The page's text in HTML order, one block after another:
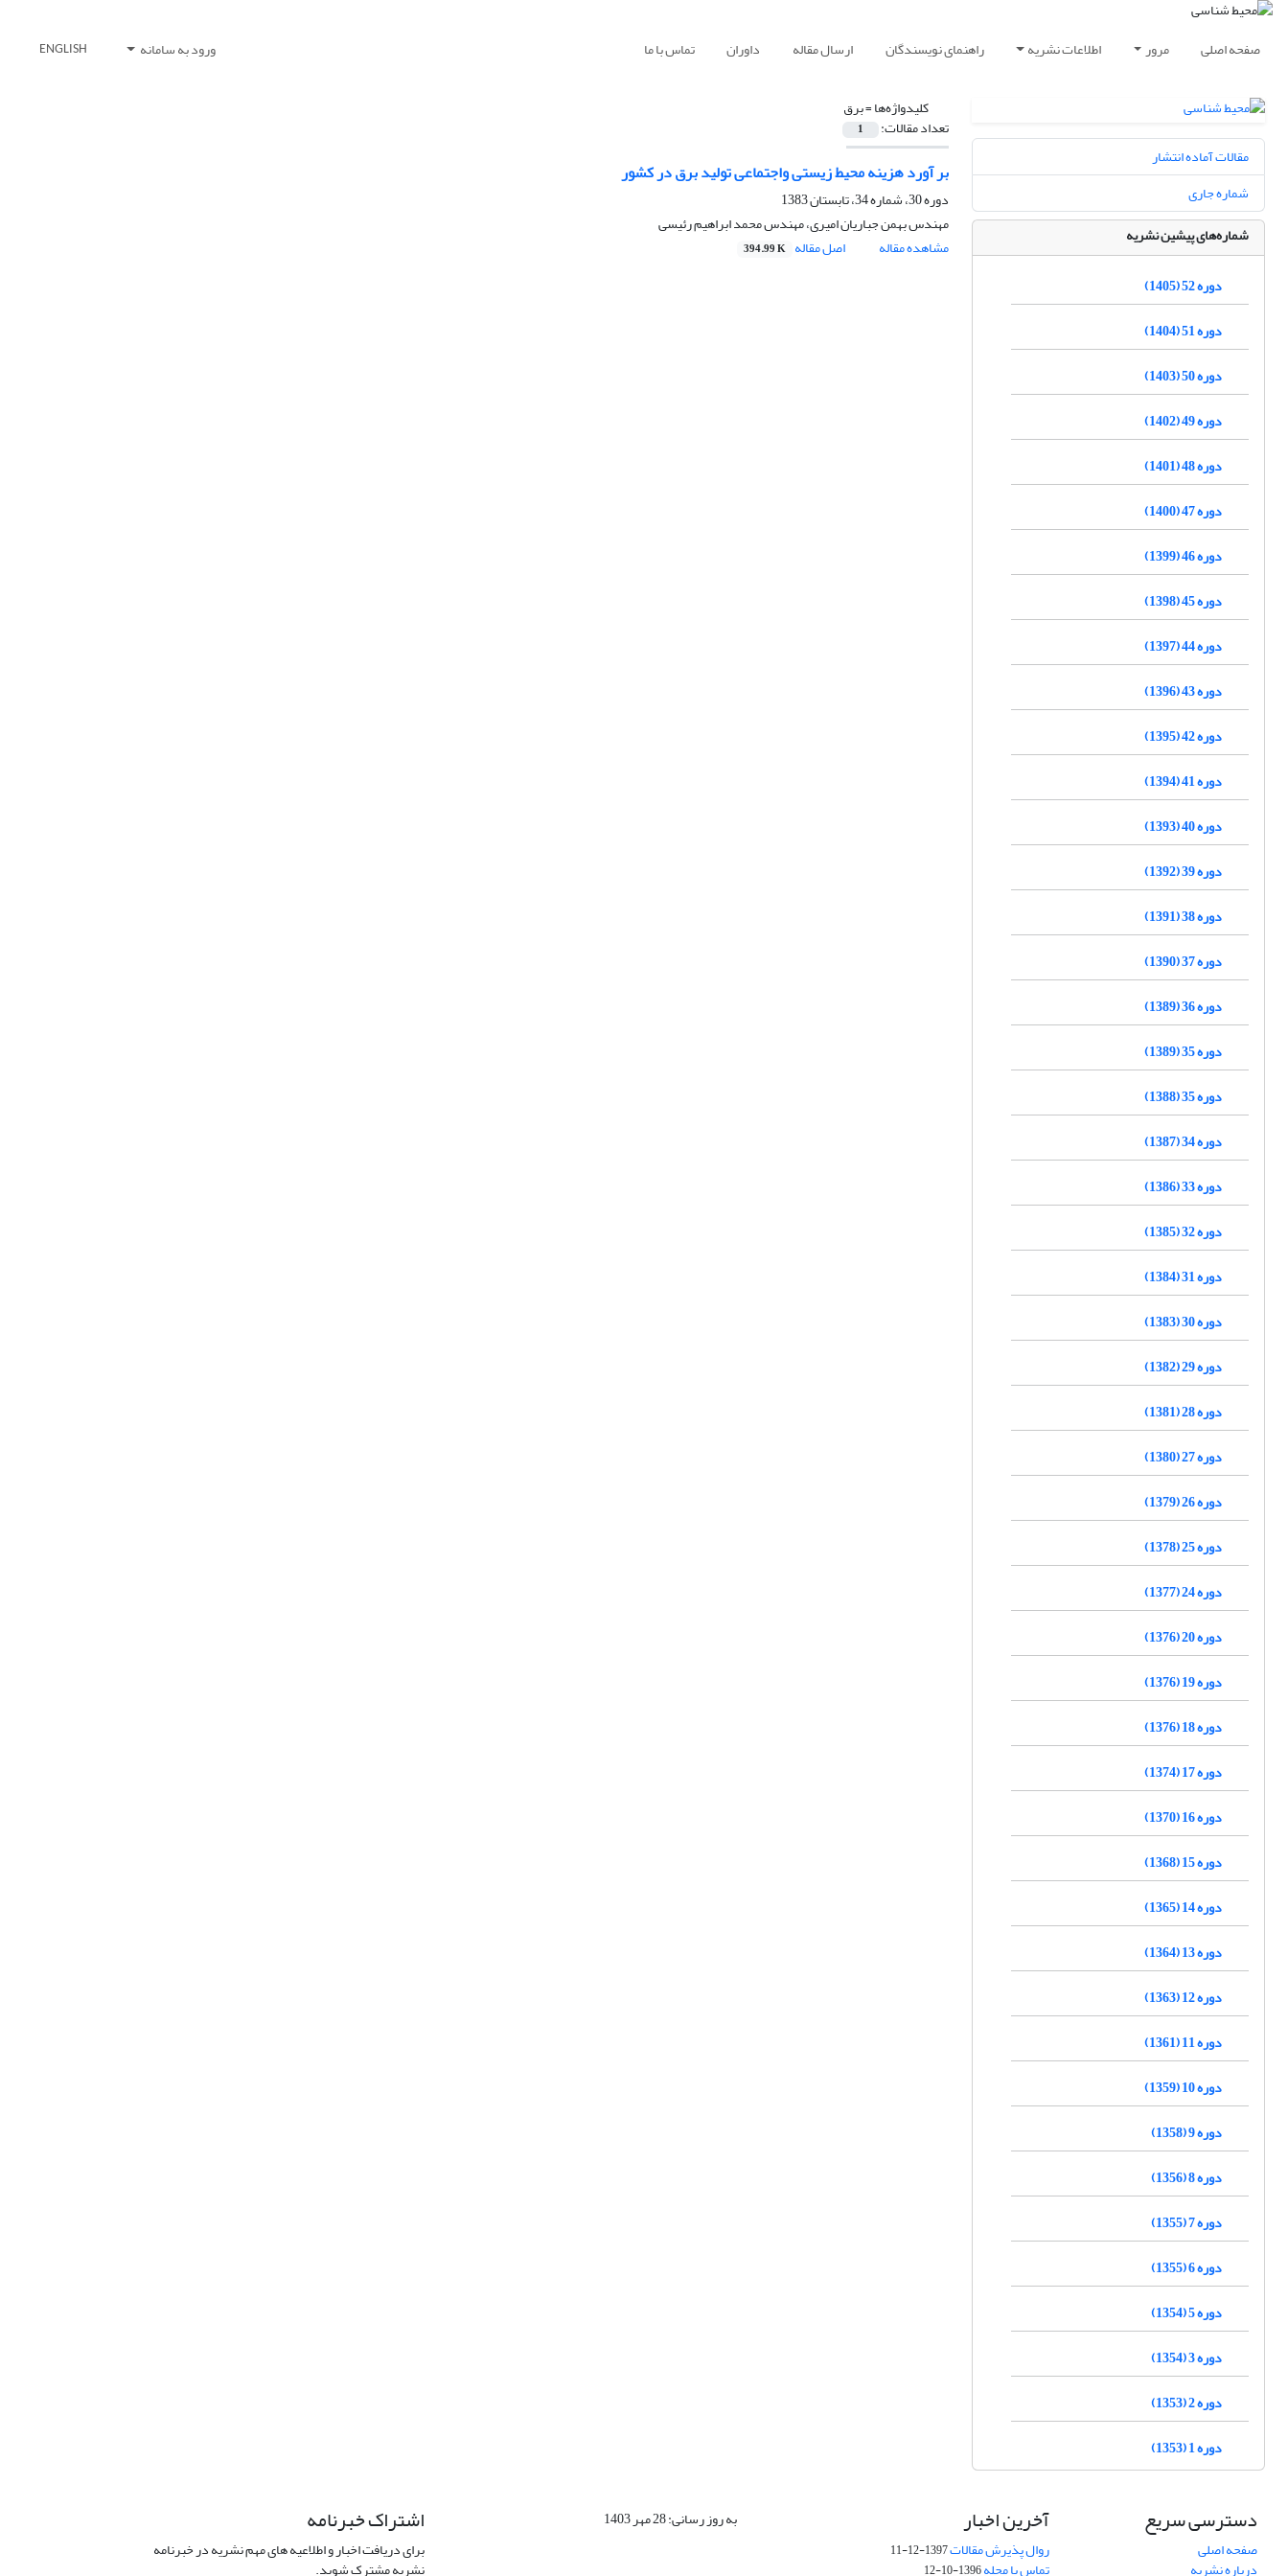
صفحه اصلی مرور اطلاعات نشریه راهنمای نویسندگان ارسال مقاله داوران تماس با ما ورود به سامانه ENGLISH
کلیدواژه‌ها =برق
تعداد مقالات: 1
بر آورد هزینه محیط زیستی واجتماعی تولید برق در کشور
دوره 30، شماره 34، تابستان 1383
مهندس بهمن جباریان امیری، مهندس محمد ابراهیم رئیسی
مشاهده مقاله
اصل مقاله 394.99 K
مقالات آماده انتشار
شماره جاری
شماره‌های پیشین نشریه
دوره 52 (1405)
دوره 51 (1404)
دوره 50 (1403)
دوره 49 (1402)
دوره 48 (1401)
دوره 47 (1400)
دوره 46 (1399)
دوره 45 (1398)
دوره 44 (1397)
دوره 43 (1396)
دوره 42 (1395)
دوره 41 (1394)
دوره 40 (1393)
دوره 39 (1392)
دوره 38 (1391)
دوره 37 (1390)
دوره 36 (1389)
دوره 35 (1389)
دوره 35 (1388)
دوره 34 (1387)
دوره 33 (1386)
دوره 32 (1385)
دوره 31 (1384)
دوره 30 (1383)
دوره 29 (1382)
دوره 28 (1381)
دوره 27 (1380)
دوره 26 (1379)
دوره 25 (1378)
دوره 24 (1377)
دوره 20 (1376)
دوره 19 (1376)
دوره 18 (1376)
دوره 17 (1374)
دوره 16 (1370)
دوره 15 (1368)
دوره 14 (1365)
دوره 13 (1364)
دوره 12 (1363)
دوره 11 (1361)
دوره 10 (1359)
دوره 9 (1358)
دوره 8 (1356)
دوره 7 (1355)
دوره 6 (1355)
دوره 5 (1354)
دوره 3 (1354)
دوره 2 (1353)
دوره 1 (1353)
دسترسی سریع
صفحه اصلی
درباره نشریه
آخرین اخبار
روال پذیرش مقالات1397-12-11
تماس با مجله1396-10-12
به روز رسانی: 28 مهر 1403 اشتراک خبرنامه
برای دریافت اخبار و اطلاعیه های مهم نشریه در خبرنامه
نشریه مشترک شوید.